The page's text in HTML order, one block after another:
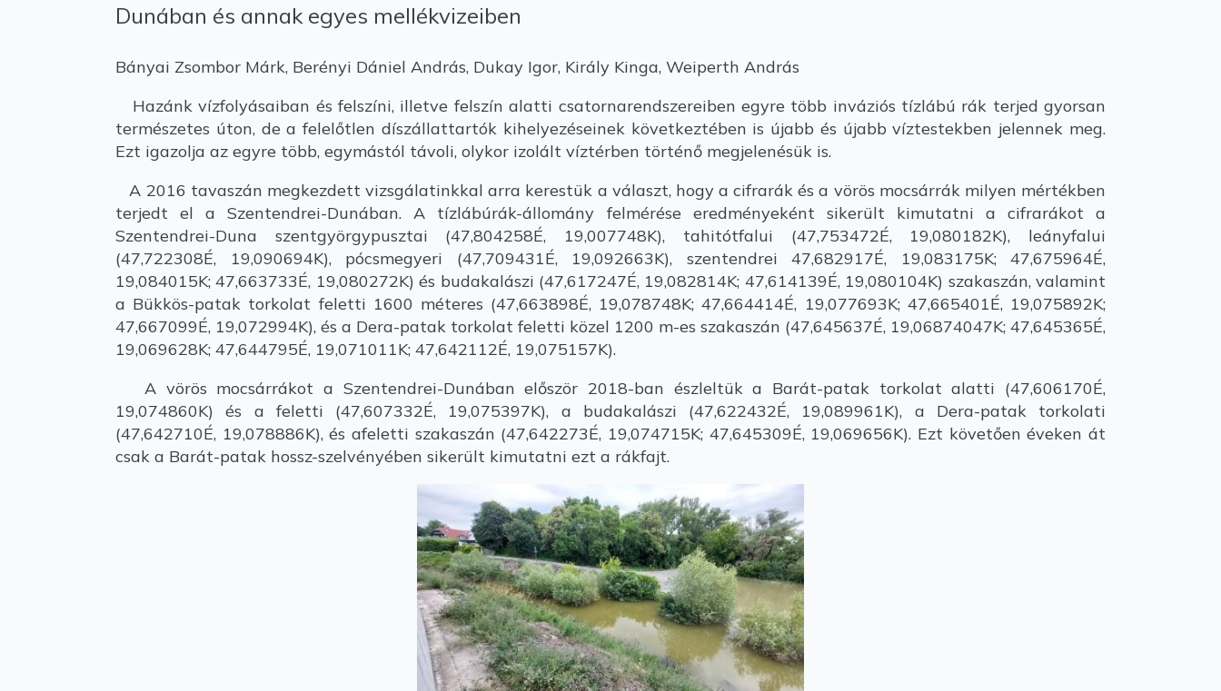
Dunában és annak egyes mellékvizeiben
Bányai Zsombor Márk, Berényi Dániel András, Dukay Igor, Király Kinga, Weiperth András
Hazánk vízfolyásaiban és felszíni, illetve felszín alatti csatornarendszereiben egyre több inváziós tízlábú rák terjed gyorsan
természetes úton, de a felelőtlen díszállattartók kihelyezéseinek következtében is újabb és újabb víztestekben jelennek meg.
Ezt igazolja az egyre több, egymástól távoli, olykor izolált víztérben történő megjelenésük is.
A 2016 tavaszán megkezdett vizsgálatinkkal arra kerestük a választ, hogy a cifrarák és a vörös mocsárrák milyen mértékben
terjedt el a Szentendrei-Dunában. A tízlábúrák-állomány felmérése eredményeként sikerült kimutatni a cifrarákot a
Szentendrei-Duna szentgyörgypusztai (47,804258É, 19,007748K), tahitótfalui (47,753472É, 19,080182K), leányfalui
(47,722308É, 19,090694K), pócsmegyeri (47,709431É, 19,092663K), szentendrei 47,682917É, 19,083175K; 47,675964É,
19,084015K; 47,663733É, 19,080272K) és budakalászi (47,617247É, 19,082814K; 47,614139É, 19,080104K) szakaszán, valamint
a Bükkös-patak torkolat feletti 1600 méteres (47,663898É, 19,078748K; 47,664414É, 19,077693K; 47,665401É, 19,075892K;
47,667099É, 19,072994K), és a Dera-patak torkolat feletti közel 1200 m-es szakaszán (47,645637É, 19,06874047K; 47,645365É,
19,069628K; 47,644795É, 19,071011K; 47,642112É, 19,075157K).
A vörös mocsárrákot a Szentendrei-Dunában először 2018-ban észleltük a Barát-patak torkolat alatti (47,606170É,
19,074860K) és a feletti (47,607332É, 19,075397K), a budakalászi (47,622432É, 19,089961K), a Dera-patak torkolati
(47,642710É, 19,078886K), és afeletti szakaszán (47,642273É, 19,074715K; 47,645309É, 19,069656K). Ezt követően éveken át
csak a Barát-patak hossz-szelvényében sikerült kimutatni ezt a rákfajt.